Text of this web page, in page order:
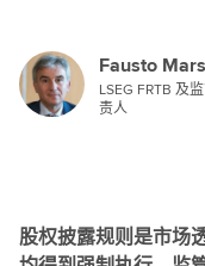
Fausto
LSEG FRTB 及
责人
股权披露规则是市场